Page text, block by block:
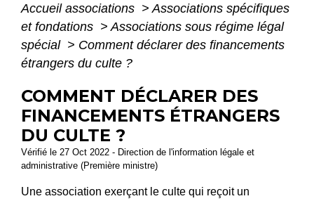
Accueil associations > Associations spécifiques
et fondations > Associations sous régime légal
spécial > Comment déclarer des financements
étrangers du culte ?
COMMENT DÉCLARER DES
FINANCEMENTS ÉTRANGERS
DU CULTE ?
Vérifié le 27 Oct 2022 - Direction de l'information légale et
administrative (Première ministre)
Une association exerçant le culte qui reçoit un